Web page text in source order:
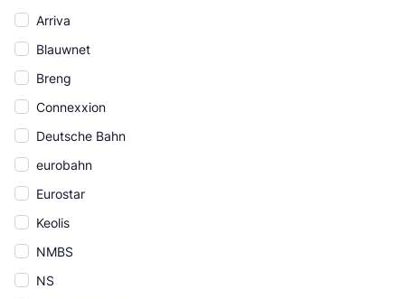
Arriva
Blauwnet
Breng
Connexxion
Deutsche Bahn
eurobahn
Eurostar
Keolis
NMBS
NS